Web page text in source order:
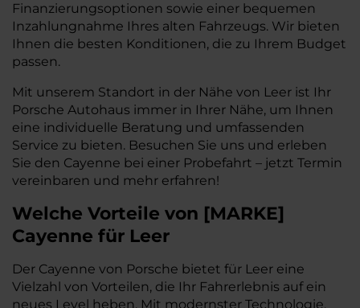
Finanzierungsoptionen sowie einer bequemen
Inzahlungnahme Ihres alten Fahrzeugs. Wir bieten
Ihnen die besten Konditionen, die zu Ihrem Budget
passen.
Mit unserem Standort in der Nähe von Leer ist Ihr
Porsche Autohaus immer in Ihrer Nähe, um Ihnen
eine individuelle Beratung und umfassenden
Service zu bieten. Besuchen Sie uns und erleben
Sie den Cayenne bei einer Probefahrt – jetzt Termin
vereinbaren und mehr erfahren!
Welche Vorteile von [MARKE]
Cayenne für Leer
Der Cayenne von Porsche bietet für Leer eine
Vielzahl von Vorteilen, die Ihr Fahrerlebnis auf ein
neues Level heben. Mit modernster Technologie,